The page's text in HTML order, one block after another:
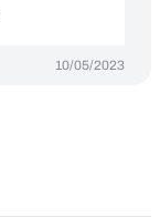
10/05/2023